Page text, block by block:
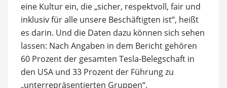
eine Kultur ein, die „sicher, respektvoll, fair und
inklusiv für alle unsere Beschäftigten ist“, heißt
es darin. Und die Daten dazu können sich sehen
lassen: Nach Angaben in dem Bericht gehören
60 Prozent der gesamten Tesla-Belegschaft in
den USA und 33 Prozent der Führung zu
„unterrepräsentierten Gruppen“.